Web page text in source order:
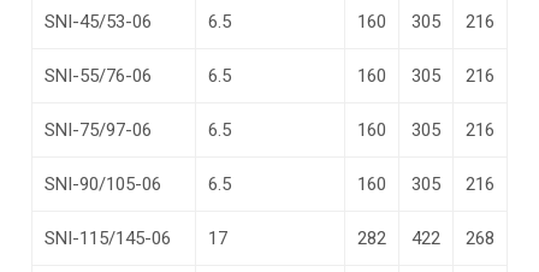
SNI-45/53-06 6.5 160 305 216
SNI-55/76-06 6.5 160 305 216
SNI-75/97-06 6.5 160 305 216
SNI-90/105-06 6.5 160 305 216
SNI-115/145-06 17 282 422 268